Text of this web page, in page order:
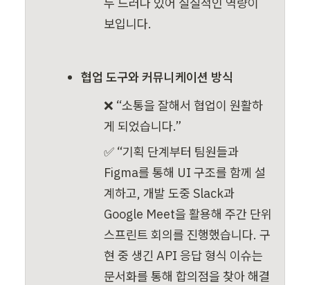
보입니다.
협업 도구와 커뮤니케이션 방식
❌ “소통을 잘해서 협업이 원활하
게 되었습니다.”
✅ “기획 단계부터 팀원들과
Figma를 통해 UI 구조를 함께 설
계하고, 개발 도중 Slack과
Google Meet을 활용해 주간 단위
스프린트 회의를 진행했습니다. 구
현 중 생긴 API 응답 형식 이슈는
문서화를 통해 합의점을 찾아 해결